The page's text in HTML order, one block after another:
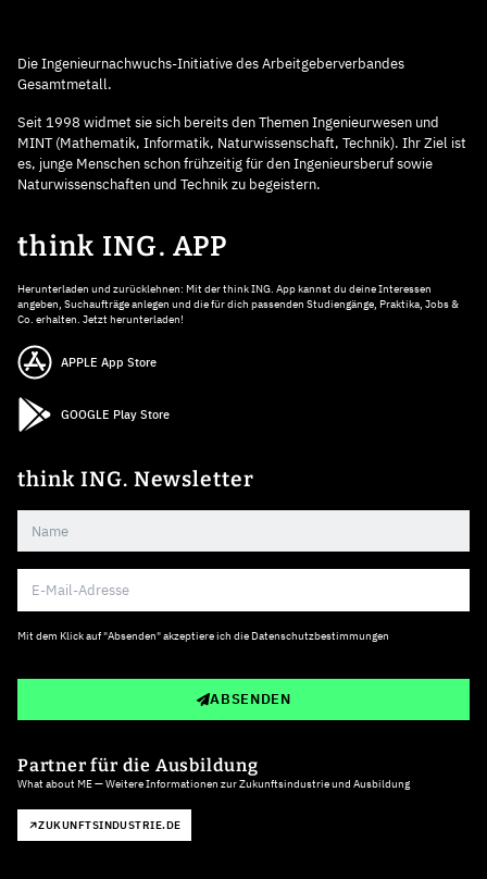
Die Ingenieurnachwuchs-Initiative des Arbeitgeberverbandes
Gesamtmetall.
Seit 1998 widmet sie sich bereits den Themen Ingenieurwesen und
MINT (Mathematik, Informatik, Naturwissenschaft, Technik). Ihr Ziel ist
es, junge Menschen schon frühzeitig für den Ingenieursberuf sowie
Naturwissenschaften und Technik zu begeistern.
think ING. APP
Herunterladen und zurücklehnen: Mit der think ING. App kannst du deine Interessen
angeben, Suchaufträge anlegen und die für dich passenden Studiengänge, Praktika, Jobs &
Co. erhalten. Jetzt herunterladen!
APPLE App Store
GOOGLE Play Store
think ING. Newsletter
Mit dem Klick auf "Absenden" akzeptiere ich die Datenschutzbestimmungen
ABSENDEN
Partner für die Ausbildung
What about ME — Weitere Informationen zur Zukunftsindustrie und Ausbildung
ZUKUNFTSINDUSTRIE.DE